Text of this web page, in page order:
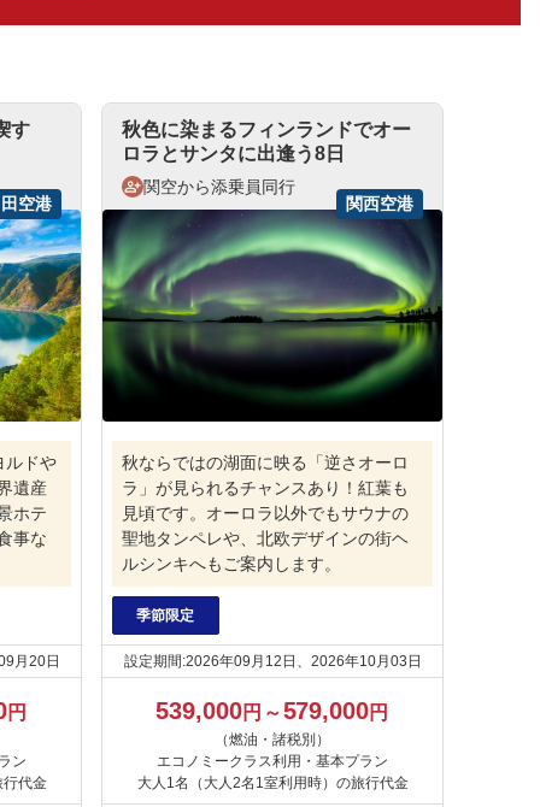
す
空港
ルドや
遺産
ホテ
事な
月20日
円
ン
代金
秋色に染まるフィンランドでオー
ロラとサンタに出逢う8日
関空から添乗員同行
関西空港
秋ならではの湖面に映る「逆さオーロ
ラ」が見られるチャンスあり！紅葉も
見頃です。オーロラ以外でもサウナの
聖地タンペレや、北欧デザインの街ヘ
ルシンキへもご案内します。
季節限定
設定期間:2026年09月12日、2026年10月03日
539,000円～579,000円
（燃油・諸税別）
エコノミークラス利用・基本プラン
大人1名（大人2名1室利用時）の旅行代金